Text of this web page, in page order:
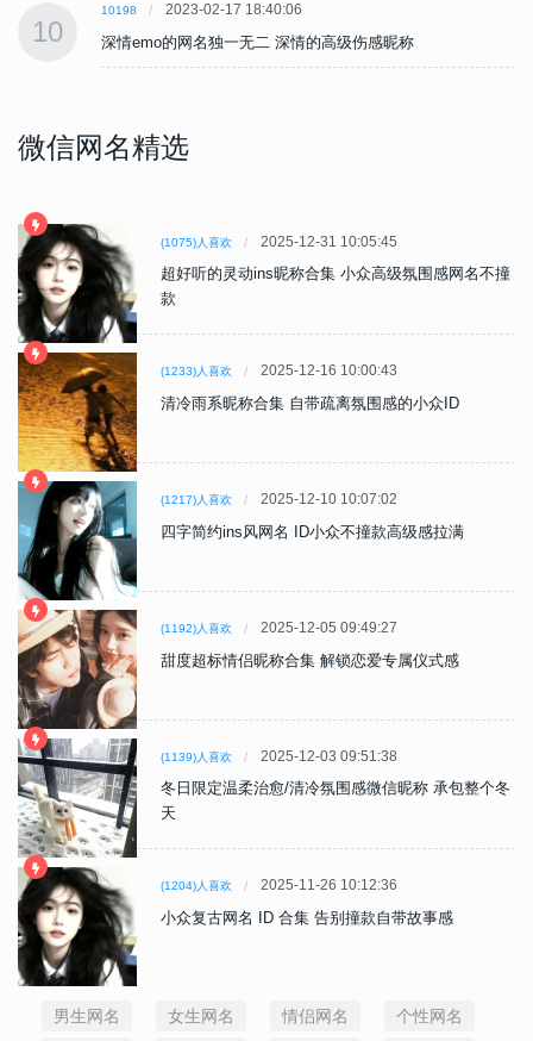
10
10198 2023-02-17 18:40:06
深情emo的网名独一无二 深情的高级伤感昵称
微信网名精选
(1075)人喜欢 2025-12-31 10:05:45
超好听的灵动ins昵称合集 小众高级氛围感网名不撞
款
(1233)人喜欢 2025-12-16 10:00:43
清冷雨系昵称合集 自带疏离氛围感的小众ID
(1217)人喜欢 2025-12-10 10:07:02
四字简约ins风网名 ID小众不撞款高级感拉满
(1192)人喜欢 2025-12-05 09:49:27
甜度超标情侣昵称合集 解锁恋爱专属仪式感
(1139)人喜欢 2025-12-03 09:51:38
冬日限定温柔治愈/清冷氛围感微信昵称 承包整个冬
天
(1204)人喜欢 2025-11-26 10:12:36
小众复古网名 ID 合集 告别撞款自带故事感
男生网名 女生网名 情侣网名 个性网名